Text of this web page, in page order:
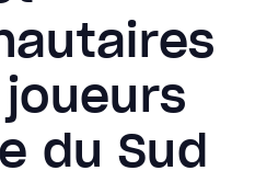
du Sud